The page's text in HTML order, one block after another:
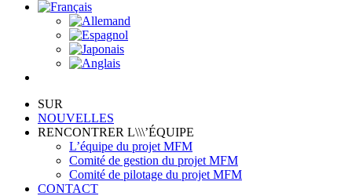
SUR
NOUVELLES
RENCONTRER L\\\’ÉQUIPE
L’équipe du projet MFM
Comité de gestion du projet MFM
Comité de pilotage du projet MFM
CONTACT